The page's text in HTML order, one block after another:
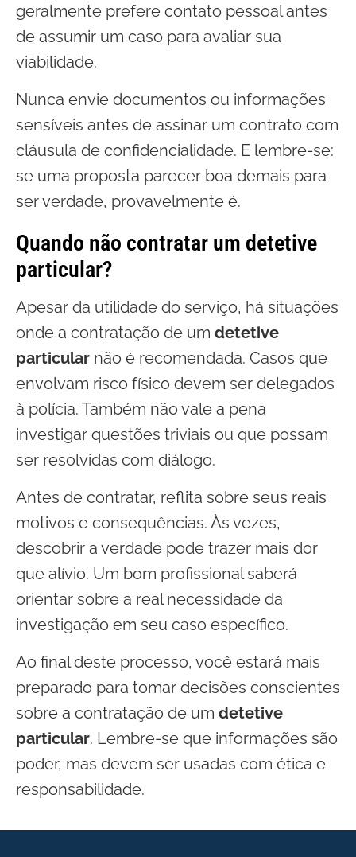
geralmente prefere contato pessoal antes
de assumir um caso para avaliar sua
viabilidade.
Nunca envie documentos ou informações
sensíveis antes de assinar um contrato com
cláusula de confidencialidade. E lembre-se:
se uma proposta parecer boa demais para
ser verdade, provavelmente é.
Quando não contratar um detetive
particular?
Apesar da utilidade do serviço, há situações
onde a contratação de um detetive
particular não é recomendada. Casos que
envolvam risco físico devem ser delegados
à polícia. Também não vale a pena
investigar questões triviais ou que possam
ser resolvidas com diálogo.
Antes de contratar, reflita sobre seus reais
motivos e consequências. Às vezes,
descobrir a verdade pode trazer mais dor
que alívio. Um bom profissional saberá
orientar sobre a real necessidade da
investigação em seu caso específico.
Ao final deste processo, você estará mais
preparado para tomar decisões conscientes
sobre a contratação de um detetive
particular. Lembre-se que informações são
poder, mas devem ser usadas com ética e
responsabilidade.